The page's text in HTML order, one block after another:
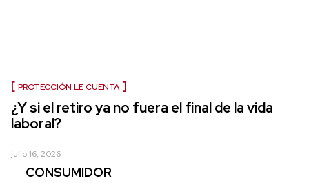
PROTECCIÓN LE CUENTA
¿Y si el retiro ya no fuera el final de la vida
laboral?
julio 16, 2026
CONSUMIDOR